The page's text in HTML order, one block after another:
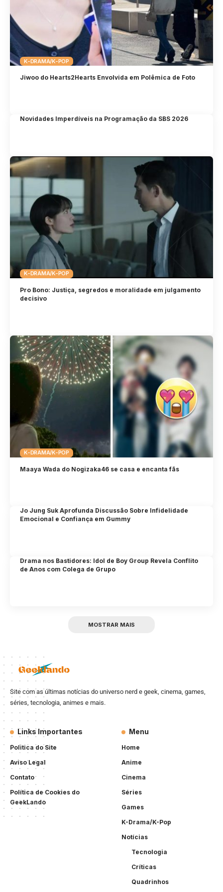
K-DRAMA/K-POP
Jiwoo do Hearts2Hearts Envolvida em Polêmica de Foto
Novidades Imperdíveis na Programação da SBS 2026
K-DRAMA/K-POP
Pro Bono: Justiça, segredos e moralidade em julgamento
decisivo
K-DRAMA/K-POP
Maaya Wada do Nogizaka46 se casa e encanta fãs
Jo Jung Suk Aprofunda Discussão Sobre Infidelidade
Emocional e Confiança em Gummy
Drama nos Bastidores: Idol de Boy Group Revela Conflito
de Anos com Colega de Grupo
MOSTRAR MAIS
Site com as últimas notícias do universo nerd e geek, cinema, games,
séries, tecnologia, animes e mais.
Links Importantes
Politica do Site
Aviso Legal
Contato
Política de Cookies do
GeekLando
Menu
Home
Anime
Cinema
Séries
Games
K-Drama/K-Pop
Notícias
Tecnologia
Críticas
Quadrinhos